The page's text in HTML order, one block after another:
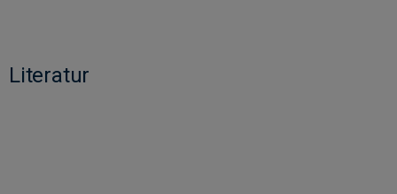
Literatur